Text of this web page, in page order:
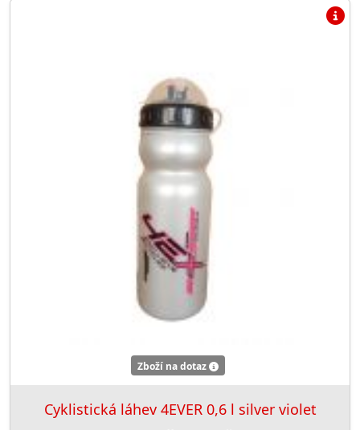
Zboží na dotaz
Cyklistická láhev 4EVER 0,6 l silver violet